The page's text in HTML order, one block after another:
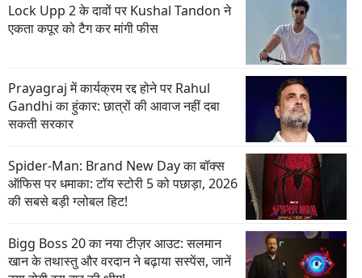
Lock Upp 2 के दावों पर Kushal Tandon ने
एकता कपूर को टैग कर मांगी फीस
Prayagraj में कार्यक्रम रद्द होने पर Rahul
Gandhi का हुंकार: छात्रों की आवाज नहीं दबा
सकती सरकार
Spider-Man: Brand New Day का बॉक्स
ऑफिस पर धमाका: टॉय स्टोरी 5 को पछाड़ा, 2026
की सबसे बड़ी ग्लोबल हिट!
Bigg Boss 20 का नया टीज़र आउट: सलमान
खान के तथास्तु और वरदान ने बढ़ाया सस्पेंस, जानें